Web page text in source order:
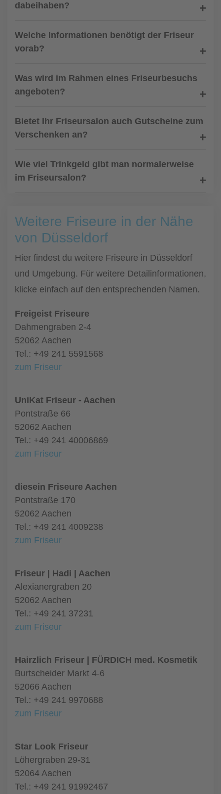
dabeihaben?
Welche Informationen benötigt der Friseur
vorab?
Was wird im Rahmen eines Friseurbesuchs
angeboten?
Bietet Ihr Friseursalon auch Gutscheine zum
Verschenken an?
Wie viel Trinkgeld gibt man normalerweise
im Friseursalon?
Weitere Friseure in der Nähe
von Düsseldorf
Hier findest du weitere Friseure in Düsseldorf
und Umgebung. Für weitere Detailinformationen,
klicke einfach auf den entsprechenden Namen.
Freigeist Friseure
Dahmengraben 2-4
52062 Aachen
Tel.: +49 241 5591568
zum Friseur
UniKat Friseur - Aachen
Pontstraße 66
52062 Aachen
Tel.: +49 241 40006869
zum Friseur
diesein Friseure Aachen
Pontstraße 170
52062 Aachen
Tel.: +49 241 4009238
zum Friseur
Friseur | Hadi | Aachen
Alexianergraben 20
52062 Aachen
Tel.: +49 241 37231
zum Friseur
Hairzlich Friseur | FÜRDICH med. Kosmetik
Burtscheider Markt 4-6
52066 Aachen
Tel.: +49 241 9970688
zum Friseur
Star Look Friseur
Löhergraben 29-31
52064 Aachen
Tel.: +49 241 91992467